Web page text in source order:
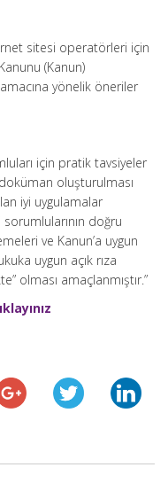
sitesi operatörleri için
(Kanun)
yönelik öneriler
için pratik tavsiyeler
oluşturulması
iyi uygulamalar
doğru
ve Kanun’a uygun
uygun açık rıza
olması amaçlanmıştır.”